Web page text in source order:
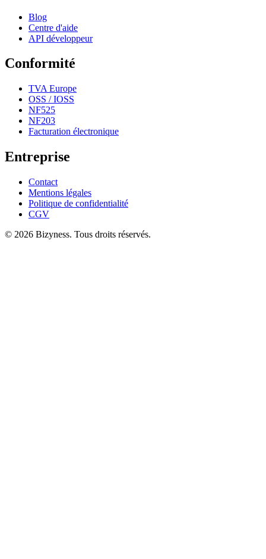
Blog
Centre d'aide
API développeur
Conformité
TVA Europe
OSS / IOSS
NF525
NF203
Facturation électronique
Entreprise
Contact
Mentions légales
Politique de confidentialité
CGV
© 2026 Bizyness. Tous droits réservés.